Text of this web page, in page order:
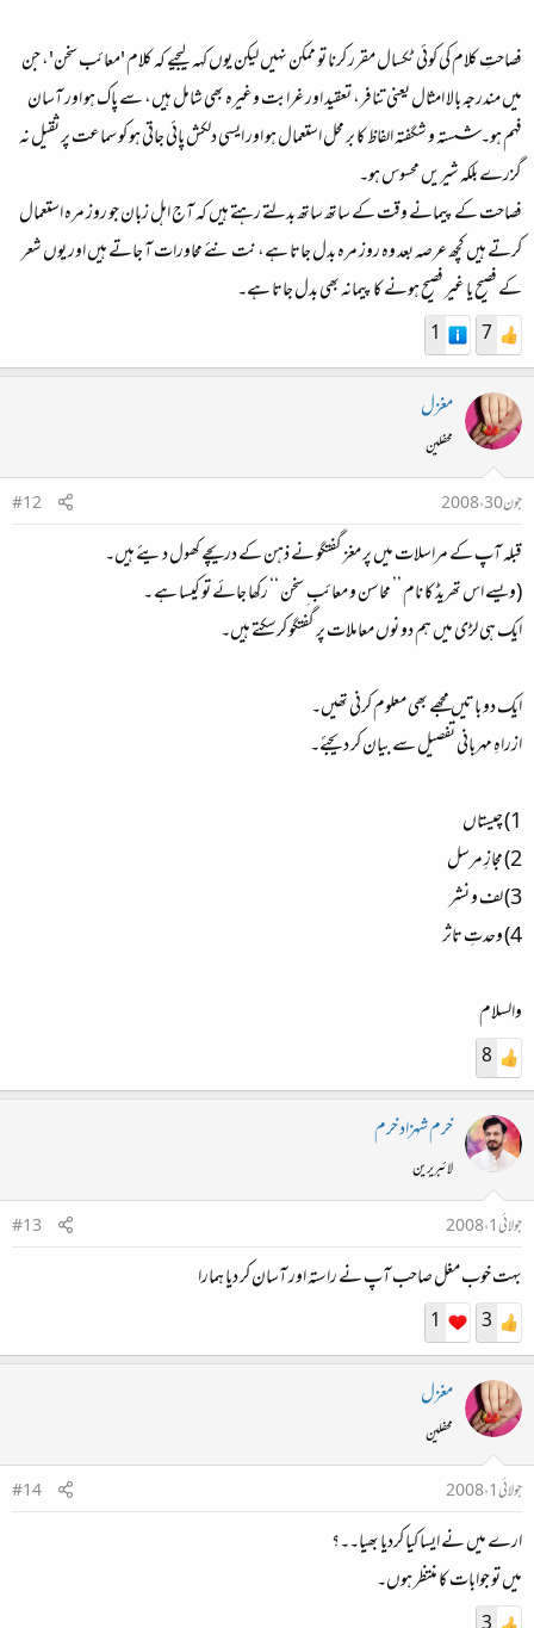
فصاحتِ کلام کی کوئی ٹکسال مقرر کرنا تو ممکن نہیں لیکن یوں کہہ لیجیے کہ کلام 'معائب سخن'، جن
میں مندرجہ بالا امثال یعنی تنافر، تعقید اور غرابت وغیرہ بھی شامل ہیں، سے پاک ہو اور آسان
فہم ہو۔ شستہ و شگفتہ الفاظ کا بر محل استعمال ہو اور ایسی دلکش پائی جاتی ہو کو سماعت پر ثقیل نہ
گزرے بلکہ شیریں محسوس ہو۔
فصاحت کے پیمانے وقت کے ساتھ ساتھ بدلتے رہتے ہیں کہ آج اہل زبان جو روز مرہ استعمال
کرتے ہیں کچھ عرصہ بعد وہ روز مرہ بدل جاتا ہے، نت نئے محاورات آ جاتے ہیں اور یوں شعر
کے فصیح یا غیر فصیح ہونے کا پیمانہ بھی بدل جاتا ہے۔
7
1
مغزل
محفلین
جون 30، 2008
#12
قبلہ آپ کے مراسلات میں پر مغز گفتگو نے ذہن کے دریچے کھول دیئے ہیں۔
(ویسے اس تھریڈ کا نام ’’ محاسن و معائب ِ سخن ‘‘ رکھا جائے تو کیسا ہے ۔
ایک ہی لڑی میں ہم دو نوں معاملات پر گفتگو کرسکتے ہیں۔
ایک دو باتیں مجھے بھی معلوم کرنی تھیں۔
ازراہِ مہربانی تفصیل سے بیان کر دیجئے۔
1) چیستاں
2) مجازِ مرسل
3) لف و نشر
4) وحدتِ تاثر
والسلام
8
خرم شہزاد خرم
لائبریرین
جولائی 1، 2008
#13
بہت خوب مغل صاحب آپ نے راستہ اور آسان کر دیا ہمارا
3
1
مغزل
محفلین
جولائی 1، 2008
#14
ارے میں نے ایسا کیا کردیا بھیا۔۔؟
میں تو جوابات کا منتظر ہوں۔